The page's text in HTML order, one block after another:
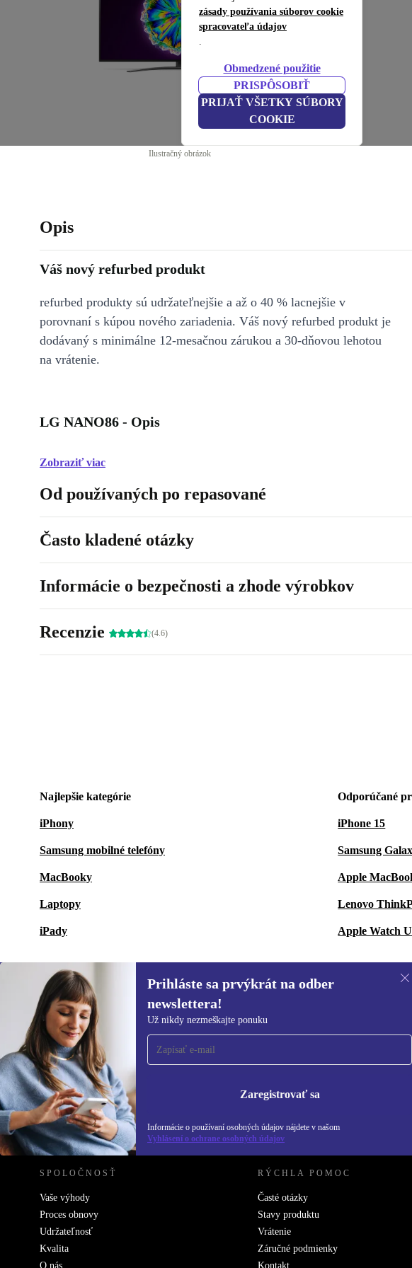
zásady používania súborov cookie
spracovateľa údajov
.
Obmedzené použitie
PRISPÔSOBIŤ
PRIJAŤ VŠETKY SÚBORY
COOKIE
Ilustračný obrázok
Opis
Váš nový refurbed produkt
refurbed produkty sú udržateľnejšie a až o 40 % lacnejšie v
porovnaní s kúpou nového zariadenia. Váš nový refurbed produkt je
dodávaný s minimálne 12-mesačnou zárukou a 30-dňovou lehotou
na vrátenie.
LG NANO86 - Opis
Zobraziť viac
Od používaných po repasované
Často kladené otázky
Informácie o bezpečnosti a zhode výrobkov
Recenzie (4.6)
Najlepšie kategórie
iPhony
Samsung mobilné telefóny
MacBooky
Laptopy
iPady
Odporúčané
iPhone 15
Samsung
Apple
Lenovo
Apple Watch
Prihláste sa prvýkrát na odber
newslettera!
Už nikdy nezmeškajte ponuku
Zaregistrovať sa
Informácie o používaní osobných údajov nájdete v našom
Vyhlásení o ochrane osobných údajov
Prihláste sa prvýkrát na
newsletter!
Už nikdy nezmeškajte ponuku.
Informácie o používaní osobných údajov
REFURBED SLOVENSKO – RETHINK NEW.
SPOLOČNOSŤ
Vaše výhody
Proces obnovy
Udržateľnosť
Kvalita
O nás
RÝCHLA POMOC
Časté otázky
Stavy produktu
Vrátenie
Záručné podmienky
Kontakt